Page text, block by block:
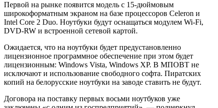
Первой на рынке появится модель с 15-дюймовым
широкоформатным экраном на базе процессоров Celeron и
Intel Core 2 Duo. Ноутбуки будут оснащаться модулем Wi-Fi,
DVD-RW и встроенной сетевой картой.
Ожидается, что на ноутбуки будет предустановленно
лицензионное программное обеспечение при этом будет
лицензионным: Windows Vista, Windows ХР. В МПОВТ не
исключают и использование свободного софта. Пиратских
копий на белорусские ноутбуки на заводе ставить не будут.
Договора на поставку первых восьми ноутбуков уже